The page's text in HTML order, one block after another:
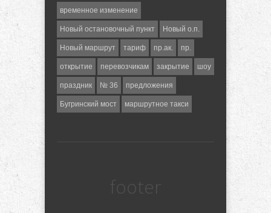
временное изменение
Новый остановочный пункт Новый о.п.
Новый маршрут тариф пр.ак. пр.
открытие перевозчикам закрытие шоу
праздник № 36 предложения
Бугринский мост маршрутное такси
footer